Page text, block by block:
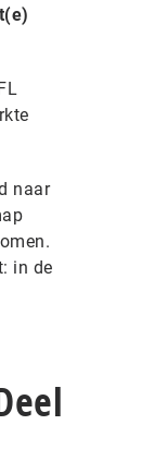
naar
in de